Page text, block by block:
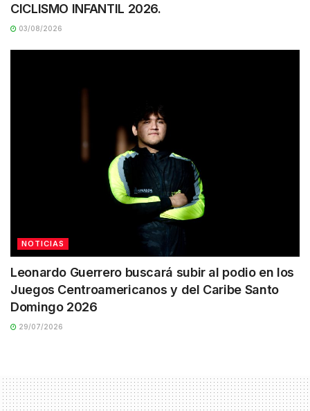
CICLISMO INFANTIL 2026.
03/08/2026
NOTICIAS
Leonardo Guerrero buscará subir al podio en los
Juegos Centroamericanos y del Caribe Santo
Domingo 2026
29/07/2026